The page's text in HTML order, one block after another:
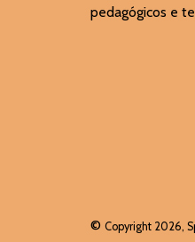
pedagógicos e
© Copyright 2026,